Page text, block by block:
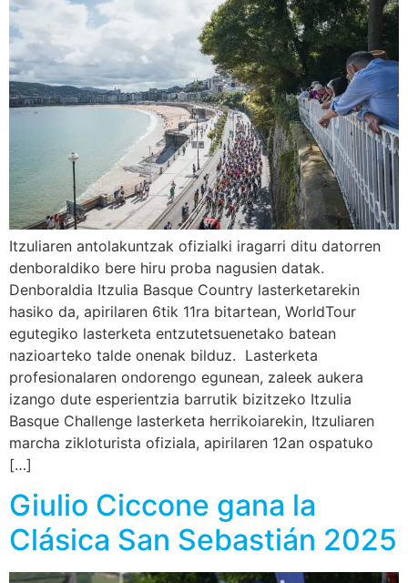
Itzuliaren antolakuntzak ofizialki iragarri ditu datorren
denboraldiko bere hiru proba nagusien datak.
Denboraldia Itzulia Basque Country lasterketarekin
hasiko da, apirilaren 6tik 11ra bitartean, WorldTour
egutegiko lasterketa entzutetsuenetako batean
nazioarteko talde onenak bilduz. Lasterketa
profesionalaren ondorengo egunean, zaleek aukera
izango dute esperientzia barrutik bizitzeko Itzulia
Basque Challenge lasterketa herrikoiarekin, Itzuliaren
marcha zikloturista ofiziala, apirilaren 12an ospatuko
[…]
Giulio Ciccone gana la
Clásica San Sebastián 2025